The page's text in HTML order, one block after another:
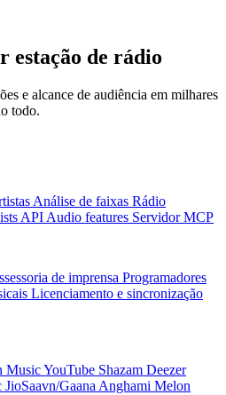
estação de rádio
e alcance de audiência em milhares
todo.
Análise de faixas Rádio
API Audio features Servidor MCP
de imprensa Programadores
Licenciamento e sincronização
MusicYouTube Shazam Deezer
JioSaavn/Gaana Anghami Melon